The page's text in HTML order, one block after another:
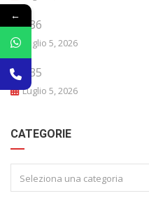
29036
Luglio 5, 2026
29035
Luglio 5, 2026
CATEGORIE
Seleziona una categoria
←